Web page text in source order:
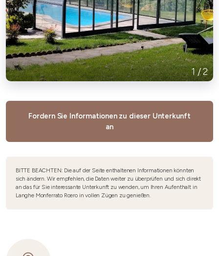
1/2
Fordern Sie Informationen zu dieser Unterkunft
an
BITTE BEACHTEN: Die auf der Seite enthaltenen Informationen könnten
sich ändern. Wir empfehlen, die Daten weiter zu überprüfen und sich direkt
an das für Sie interessante Unterkunft zu wenden, um Ihren Aufenthalt in
Langhe Monferrato Roero in vollen Zügen zu genießen.